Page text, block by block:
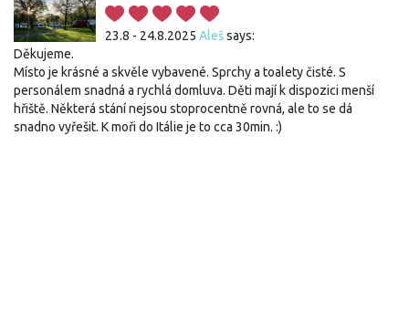
23.8 - 24.8.2025 Alešsays:
Děkujeme.
Místo je krásné a skvěle vybavené. Sprchy a toalety čisté. S
personálem snadná a rychlá domluva. Děti mají k dispozici menší
hřiště. Některá stání nejsou stoprocentně rovná, ale to se dá
snadno vyřešit. K moři do Itálie je to cca 30min. :)